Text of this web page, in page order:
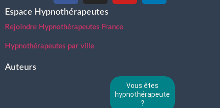
Espace Hypnothérapeutes
Rejoindre Hypnothérapeutes France
Hypnothérapeutes par ville
Auteurs
Vous êtes
hypnothérapeute
?